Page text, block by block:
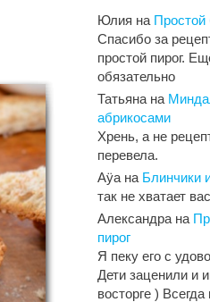
Юлия на Простой
Спасибо за
простой пирог.
обязательно
Татьяна на
абрикосами
Хрень, а не
перевела.
Aÿa на Блинчики
так не хватает
Александра на
пирог
Я пеку его с
Дети заценили и
восторге ) Всегда